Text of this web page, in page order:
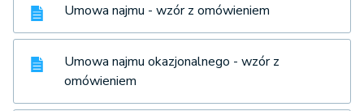
Umowa najmu - wzór z omówieniem
Umowa najmu okazjonalnego - wzór z
omówieniem